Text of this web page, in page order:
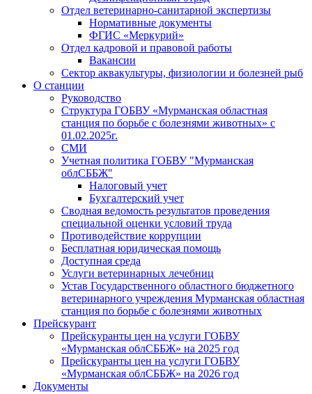
Отдел ветеринарно-санитарной экспертизы
Нормативные документы
ФГИС «Меркурий»
Отдел кадровой и правовой работы
Вакансии
Сектор аквакультуры, физиологии и болезней рыб
О станции
Руководство
Структура ГОБВУ «Мурманская областная
станция по борьбе с болезнями животных» c
01.02.2025г.
СМИ
Учетная политика ГОБВУ "Мурманская
облСББЖ"
Налоговый учет
Бухгалтерский учет
Сводная ведомость результатов проведения
специальной оценки условий труда
Противодействие коррупции
Бесплатная юридическая помощь
Доступная среда
Услуги ветеринарных лечебниц
Устав Государственного областного бюджетного
ветеринарного учреждения Мурманская областная
станция по борьбе с болезнями животных
Прейскурант
Прейскуранты цен на услуги ГОБВУ
«Мурманская облСББЖ» на 2025 год
Прейскуранты цен на услуги ГОБВУ
«Мурманская облСББЖ» на 2026 год
Документы